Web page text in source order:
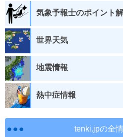
気象予報士のポイント
世界天気
地震情報
熱中症情報
tenki.jpの全